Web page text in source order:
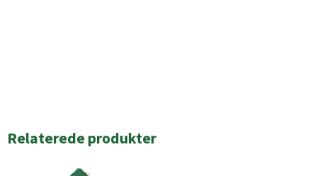
Relaterede produkter